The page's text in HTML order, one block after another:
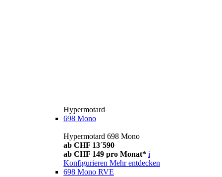
Hypermotard
698 Mono
Hypermotard 698 Mono
ab CHF 13´590
ab CHF 149 pro Monat* i
Konfigurieren Mehr entdecken
698 Mono RVE